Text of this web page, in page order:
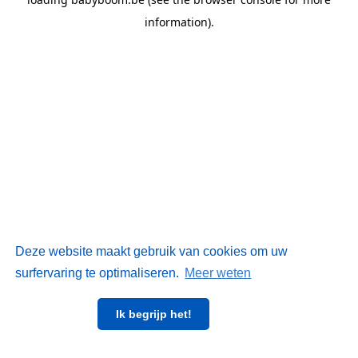
Deze website maakt gebruik van cookies om uw
surfervaring te optimaliseren. Meer weten
Ik begrijp het!
information).